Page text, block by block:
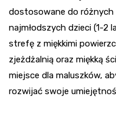
dostosowane do różnych
najmłodszych dzieci (1-2
strefę z miękkimi
zjeżdżalnią oraz miękką
miejsce dla maluszków,
rozwijać swoje